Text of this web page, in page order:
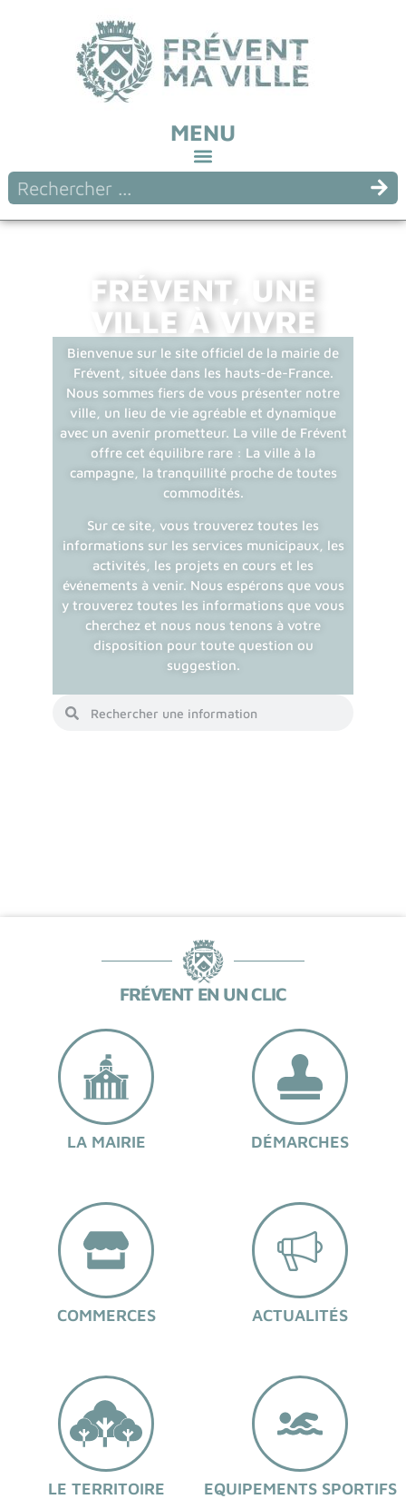
MENU
FRÉVENT, UNE
VILLE À VIVRE
Bienvenue sur le site officiel de la mairie de
Frévent, située dans les hauts-de-France.
Nous sommes fiers de vous présenter notre
ville, un lieu de vie agréable et dynamique
avec un avenir prometteur. La ville de Frévent
offre cet équilibre rare : La ville à la
campagne, la tranquillité proche de toutes
commodités.
Sur ce site, vous trouverez toutes les
informations sur les services municipaux, les
activités, les projets en cours et les
événements à venir. Nous espérons que vous
y trouverez toutes les informations que vous
cherchez et nous nous tenons à votre
disposition pour toute question ou
suggestion.
FRÉVENT EN UN CLIC
LA MAIRIE DÉMARCHES
COMMERCES ACTUALITÉS
LE TERRITOIRE EQUIPEMENTS SPORTIFS